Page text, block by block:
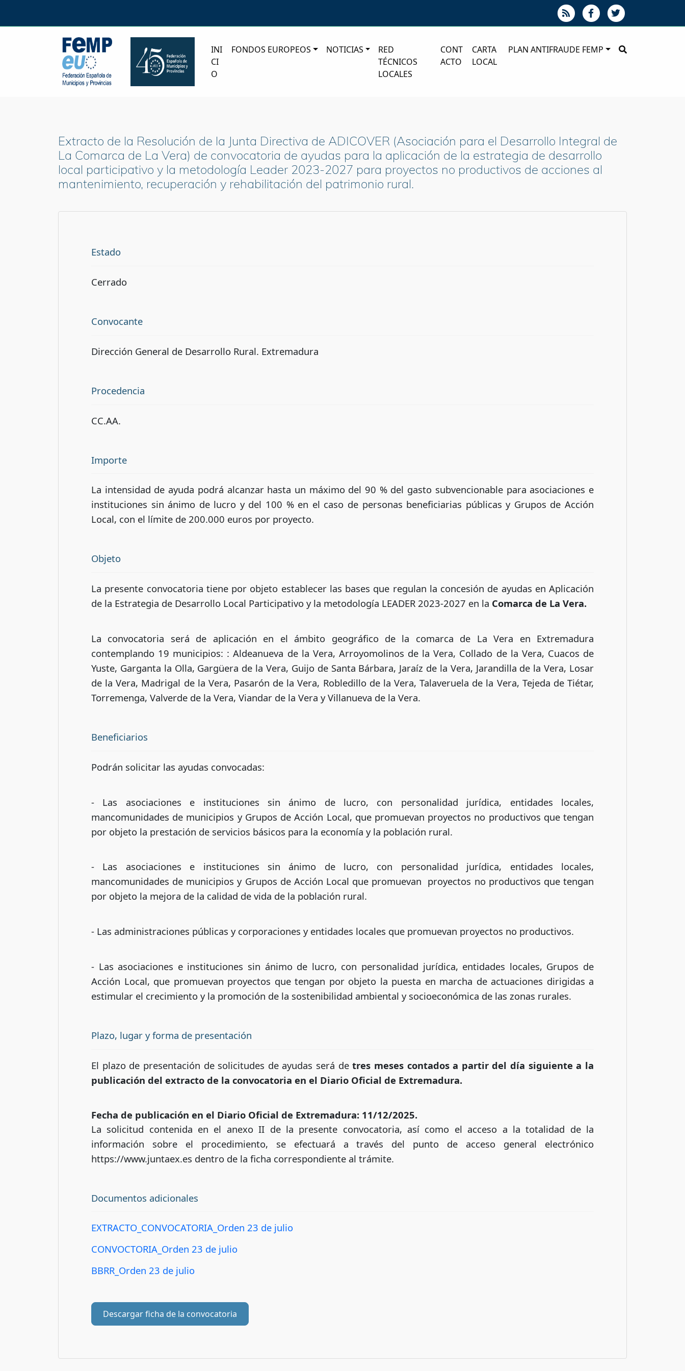
INI
CI
O
FONDOS EUROPEOS NOTICIAS
RED
TÉCNICOS
LOCALES
CONT
ACTO
CARTA
LOCAL
PLAN ANTIFRAUDE FEMP
Extracto de la Resolución de la Junta Directiva de ADICOVER (Asociación para el Desarrollo Integral de
La Comarca de La Vera) de convocatoria de ayudas para la aplicación de la estrategia de desarrollo
local participativo y la metodología Leader 2023-2027 para proyectos no productivos de acciones al
mantenimiento, recuperación y rehabilitación del patrimonio rural.
Estado
Cerrado
Convocante
Dirección General de Desarrollo Rural. Extremadura
Procedencia
CC.AA.
Importe
La intensidad de ayuda podrá alcanzar hasta un máximo del 90 % del gasto subvencionable para asociaciones e
instituciones sin ánimo de lucro y del 100 % en el caso de personas beneficiarias públicas y Grupos de Acción
Local, con el límite de 200.000 euros por proyecto.
Objeto
La presente convocatoria tiene por objeto establecer las bases que regulan la concesión de ayudas en Aplicación
de la Estrategia de Desarrollo Local Participativo y la metodología LEADER 2023-2027 en la Comarca de La Vera.
La convocatoria será de aplicación en el ámbito geográfico de la comarca de La Vera en Extremadura
contemplando 19 municipios: : Aldeanueva de la Vera, Arroyomolinos de la Vera, Collado de la Vera, Cuacos de
Yuste, Garganta la Olla, Gargüera de la Vera, Guijo de Santa Bárbara, Jaraíz de la Vera, Jarandilla de la Vera, Losar
de la Vera, Madrigal de la Vera, Pasarón de la Vera, Robledillo de la Vera, Talaveruela de la Vera, Tejeda de Tiétar,
Torremenga, Valverde de la Vera, Viandar de la Vera y Villanueva de la Vera.
Beneficiarios
Podrán solicitar las ayudas convocadas:
- Las asociaciones e instituciones sin ánimo de lucro, con personalidad jurídica, entidades locales,
mancomunidades de municipios y Grupos de Acción Local, que promuevan proyectos no productivos que tengan
por objeto la prestación de servicios básicos para la economía y la población rural.
- Las asociaciones e instituciones sin ánimo de lucro, con personalidad jurídica, entidades locales,
mancomunidades de municipios y Grupos de Acción Local que promuevan proyectos no productivos que tengan
por objeto la mejora de la calidad de vida de la población rural.
- Las administraciones públicas y corporaciones y entidades locales que promuevan proyectos no productivos.
- Las asociaciones e instituciones sin ánimo de lucro, con personalidad jurídica, entidades locales, Grupos de
Acción Local, que promuevan proyectos que tengan por objeto la puesta en marcha de actuaciones dirigidas a
estimular el crecimiento y la promoción de la sostenibilidad ambiental y socioeconómica de las zonas rurales.
Plazo, lugar y forma de presentación
El plazo de presentación de solicitudes de ayudas será detres meses contados a partir del día siguiente a la
publicación del extracto de la convocatoria en el Diario Oficial de Extremadura.
Fecha de publicación en el Diario Oficial de Extremadura: 11/12/2025.
La solicitud contenida en el anexo II de la presente convocatoria, así como el acceso a la totalidad de la
información sobre el procedimiento, se efectuará a través del punto de acceso general electrónico
https://www.juntaex.es dentro de la ficha correspondiente al trámite.
Documentos adicionales
EXTRACTO_CONVOCATORIA_Orden 23 de julio
CONVOCTORIA_Orden 23 de julio
BBRR_Orden 23 de julio
Descargar ficha de la convocatoria